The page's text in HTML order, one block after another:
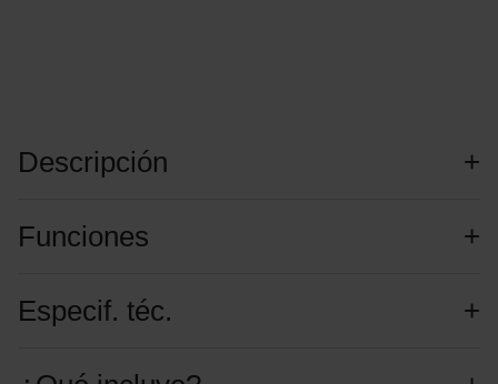
Descripción
Funciones
Especif. téc.